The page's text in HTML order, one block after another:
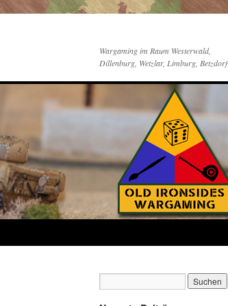
Wargaming im Raum Westerwald,
Dillenburg, Wetzlar, Limburg, Betzdorf